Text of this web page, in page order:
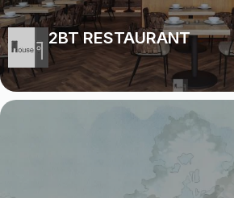
2BT RESTAURANT